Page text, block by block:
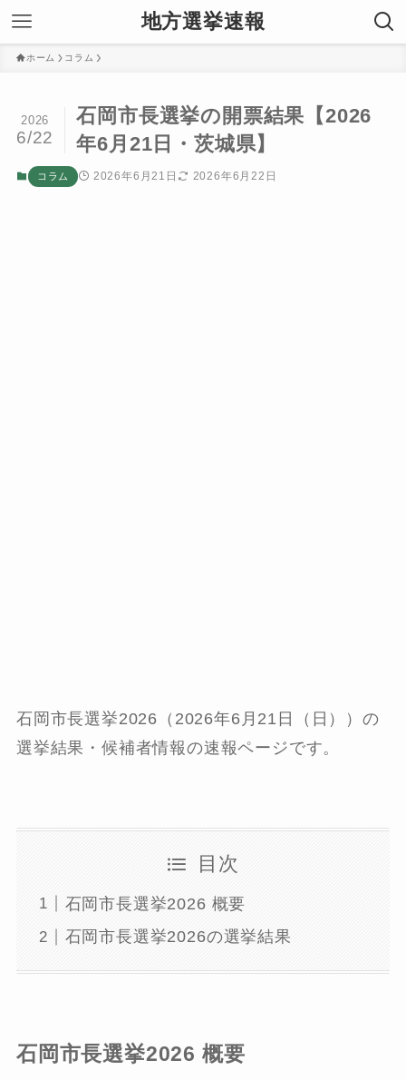
地方選挙速報
ホーム コラム
石岡市長選挙の開票結果【2026
年6月21日・茨城県】
2026
6/22
コラム 2026年6月21日 2026年6月22日
石岡市長選挙2026（2026年6月21日（日））の
選挙結果・候補者情報の速報ページです。
目次
石岡市長選挙2026 概要
石岡市長選挙2026の選挙結果
石岡市長選挙2026 概要